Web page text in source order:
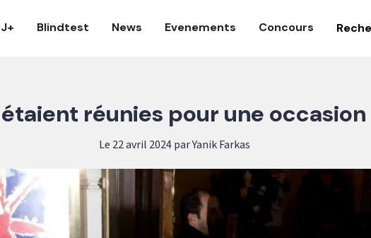
Blindtest News Evenements Concours
réunies pour une
Le 22 avril 2024 par Yanik Farkas